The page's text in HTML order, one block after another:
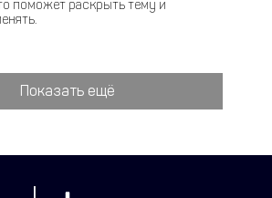
поможет раскрыть тему и
Показать ещё